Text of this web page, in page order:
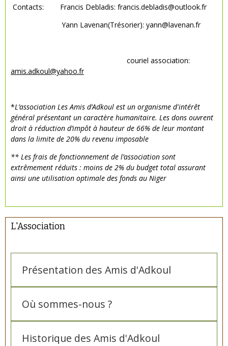
Contacts: Francis Debladis: francis.debladis@outlook.fr
Yann Lavenan(Trésorier): yann@lavenan.fr
couriel association:
amis.adkoul@yahoo.fr
*L’association Les Amis d’Adkoul est un organisme d'intérêt
général présentant un caractère humanitaire. Les dons ouvrent
droit à réduction d’impôt à hauteur de 66% de leur montant
dans la limite de 20% du revenu imposable
** Les frais de fonctionnement de l’association sont
extrêmement réduits : moins de 2% du budget total assurant
ainsi une utilisation optimale des fonds au Niger
L'Association
Présentation des Amis d'Adkoul
Où sommes-nous ?
Historique des Amis d'Adkoul